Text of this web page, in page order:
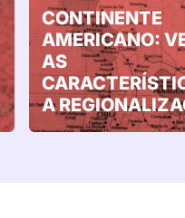
CONTINENTE
AMERICANO:
AS
A